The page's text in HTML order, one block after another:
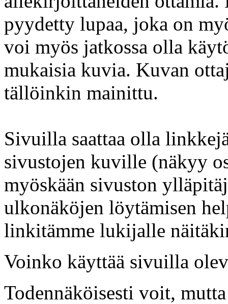
pyydetty lupaa, joka on
voi myös jatkossa olla
mukaisia kuvia. Kuvan
tällöinkin mainittu.
Sivuilla saattaa olla
sivustojen kuville (näkyy
myöskään sivuston
ulkonäköjen löytämisen
linkitämme lukijalle
Voinko käyttää sivuilla
Todennäköisesti voit,